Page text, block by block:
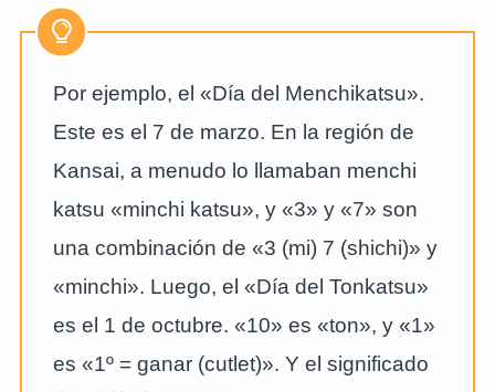
Por ejemplo, el «Día del Menchikatsu».
Este es el 7 de marzo. En la región de
Kansai, a menudo lo llamaban menchi
katsu «minchi katsu», y «3» y «7» son
una combinación de «3 (mi) 7 (shichi)» y
«minchi». Luego, el «Día del Tonkatsu»
es el 1 de octubre. «10» es «ton», y «1»
es «1º = ganar (cutlet)». Y el significado